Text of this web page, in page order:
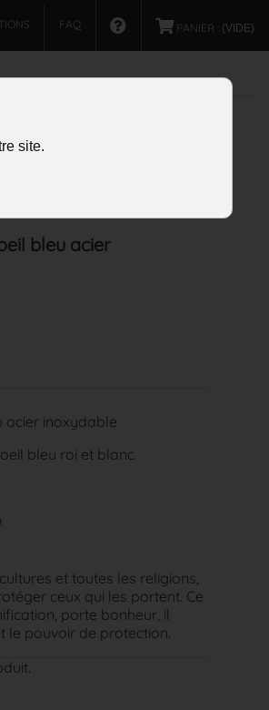
site.
FAQ PANIER : (VIDE)
bleu acier
acier inoxydable
bleu roi et blanc
et toutes les religions,
ceux qui les portent. Ce
porte bonheur, il
le pouvoir de protection.